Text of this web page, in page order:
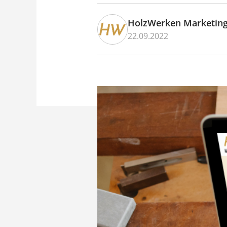
HolzWerken
22.09.2022